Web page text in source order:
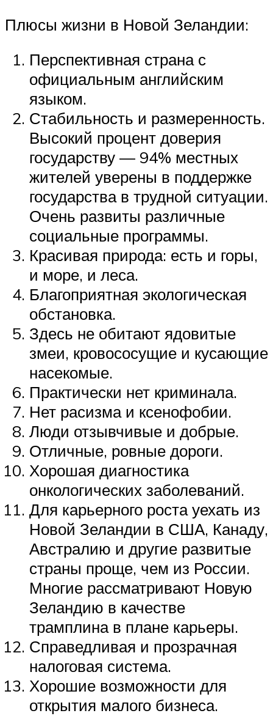
Плюсы жизни в Новой Зеландии:
Перспективная страна с
официальным английским
языком.
Стабильность и размеренность.
Высокий процент доверия
государству — 94% местных
жителей уверены в поддержке
государства в трудной ситуации.
Очень развиты различные
социальные программы.
Красивая природа: есть и горы,
и море, и леса.
Благоприятная экологическая
обстановка.
Здесь не обитают ядовитые
змеи, кровососущие и кусающие
насекомые.
Практически нет криминала.
Нет расизма и ксенофобии.
Люди отзывчивые и добрые.
Отличные, ровные дороги.
Хорошая диагностика
онкологических заболеваний.
Для карьерного роста уехать из
Новой Зеландии в США, Канаду,
Австралию и другие развитые
страны проще, чем из России.
Многие рассматривают Новую
Зеландию в качестве
трамплина в плане карьеры.
Справедливая и прозрачная
налоговая система.
Хорошие возможности для
открытия малого бизнеса.